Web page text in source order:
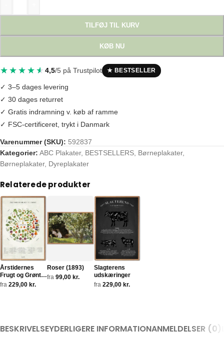
TILFØJ TIL KURV
KØB NU
4,5/5 på Trustpilot ★ BESTSELLER
✓ 3–5 dages levering
✓ 30 dages returret
✓ Gratis indramning v. køb af ramme
✓ FSC-certificeret, trykt i Danmark
Varenummer (SKU): 592837
Kategorier: ABC Plakater, BESTSELLERS Børneplakater,
Børneplakater, Dyreplakater
Tags: abc, abc plakat, abc plakat dyr, abcplakat, alfabet, alfabetplakat
Relaterede produkter
Årstidernes
Frugt og Grønt
Plakat
fra 229,00 kr.
Roser (1893)
fra 99,00 kr.
Slagterens
udskæringer
fra 229,00 kr.
BESKRIVELSEYDERLIGERE INFORMATIONANMELDELSER (0)